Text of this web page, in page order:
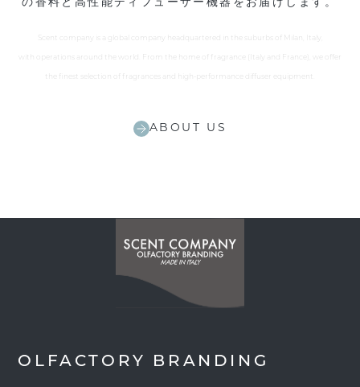
Scent company is a global company headquartered in the suburbs of Milan, Italy,
with operations around the world. From the home of fragrance (Italy and France), we offer
the finest selection of fragrances and high-performance diffuser equipment.
ABOUT US
OLFACTORY BRANDING